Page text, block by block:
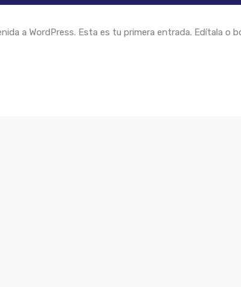
a WordPress. Esta es tu primera entrada. Edítala o